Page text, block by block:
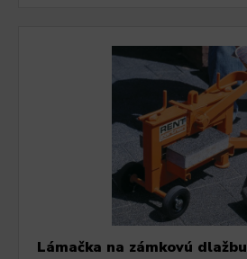
Lámačka na zámkovú dlažbu